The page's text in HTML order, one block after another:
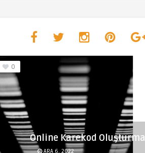
0
Online Karekod Oluşturma
ARA 6, 2022